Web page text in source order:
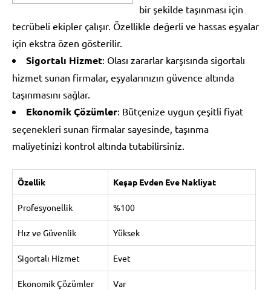
bir şekilde taşınması için
tecrübeli ekipler çalışır. Özellikle değerli ve hassas eşyalar
için ekstra özen gösterilir.
Sigortalı Hizmet: Olası zararlar karşısında sigortalı
hizmet sunan firmalar, eşyalarınızın güvence altında
taşınmasını sağlar.
Ekonomik Çözümler: Bütçenize uygun çeşitli fiyat
seçenekleri sunan firmalar sayesinde, taşınma
maliyetinizi kontrol altında tutabilirsiniz.
Özellik Keşap Evden Eve Nakliyat
Profesyonellik %100
Hız ve Güvenlik Yüksek
Sigortalı Hizmet Evet
Ekonomik Çözümler Var